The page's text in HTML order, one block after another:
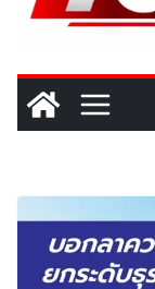
เปิดตัวเทค
ก้อนใหญ่”
คู่องค์ควา
One
ผ่านแคมเ